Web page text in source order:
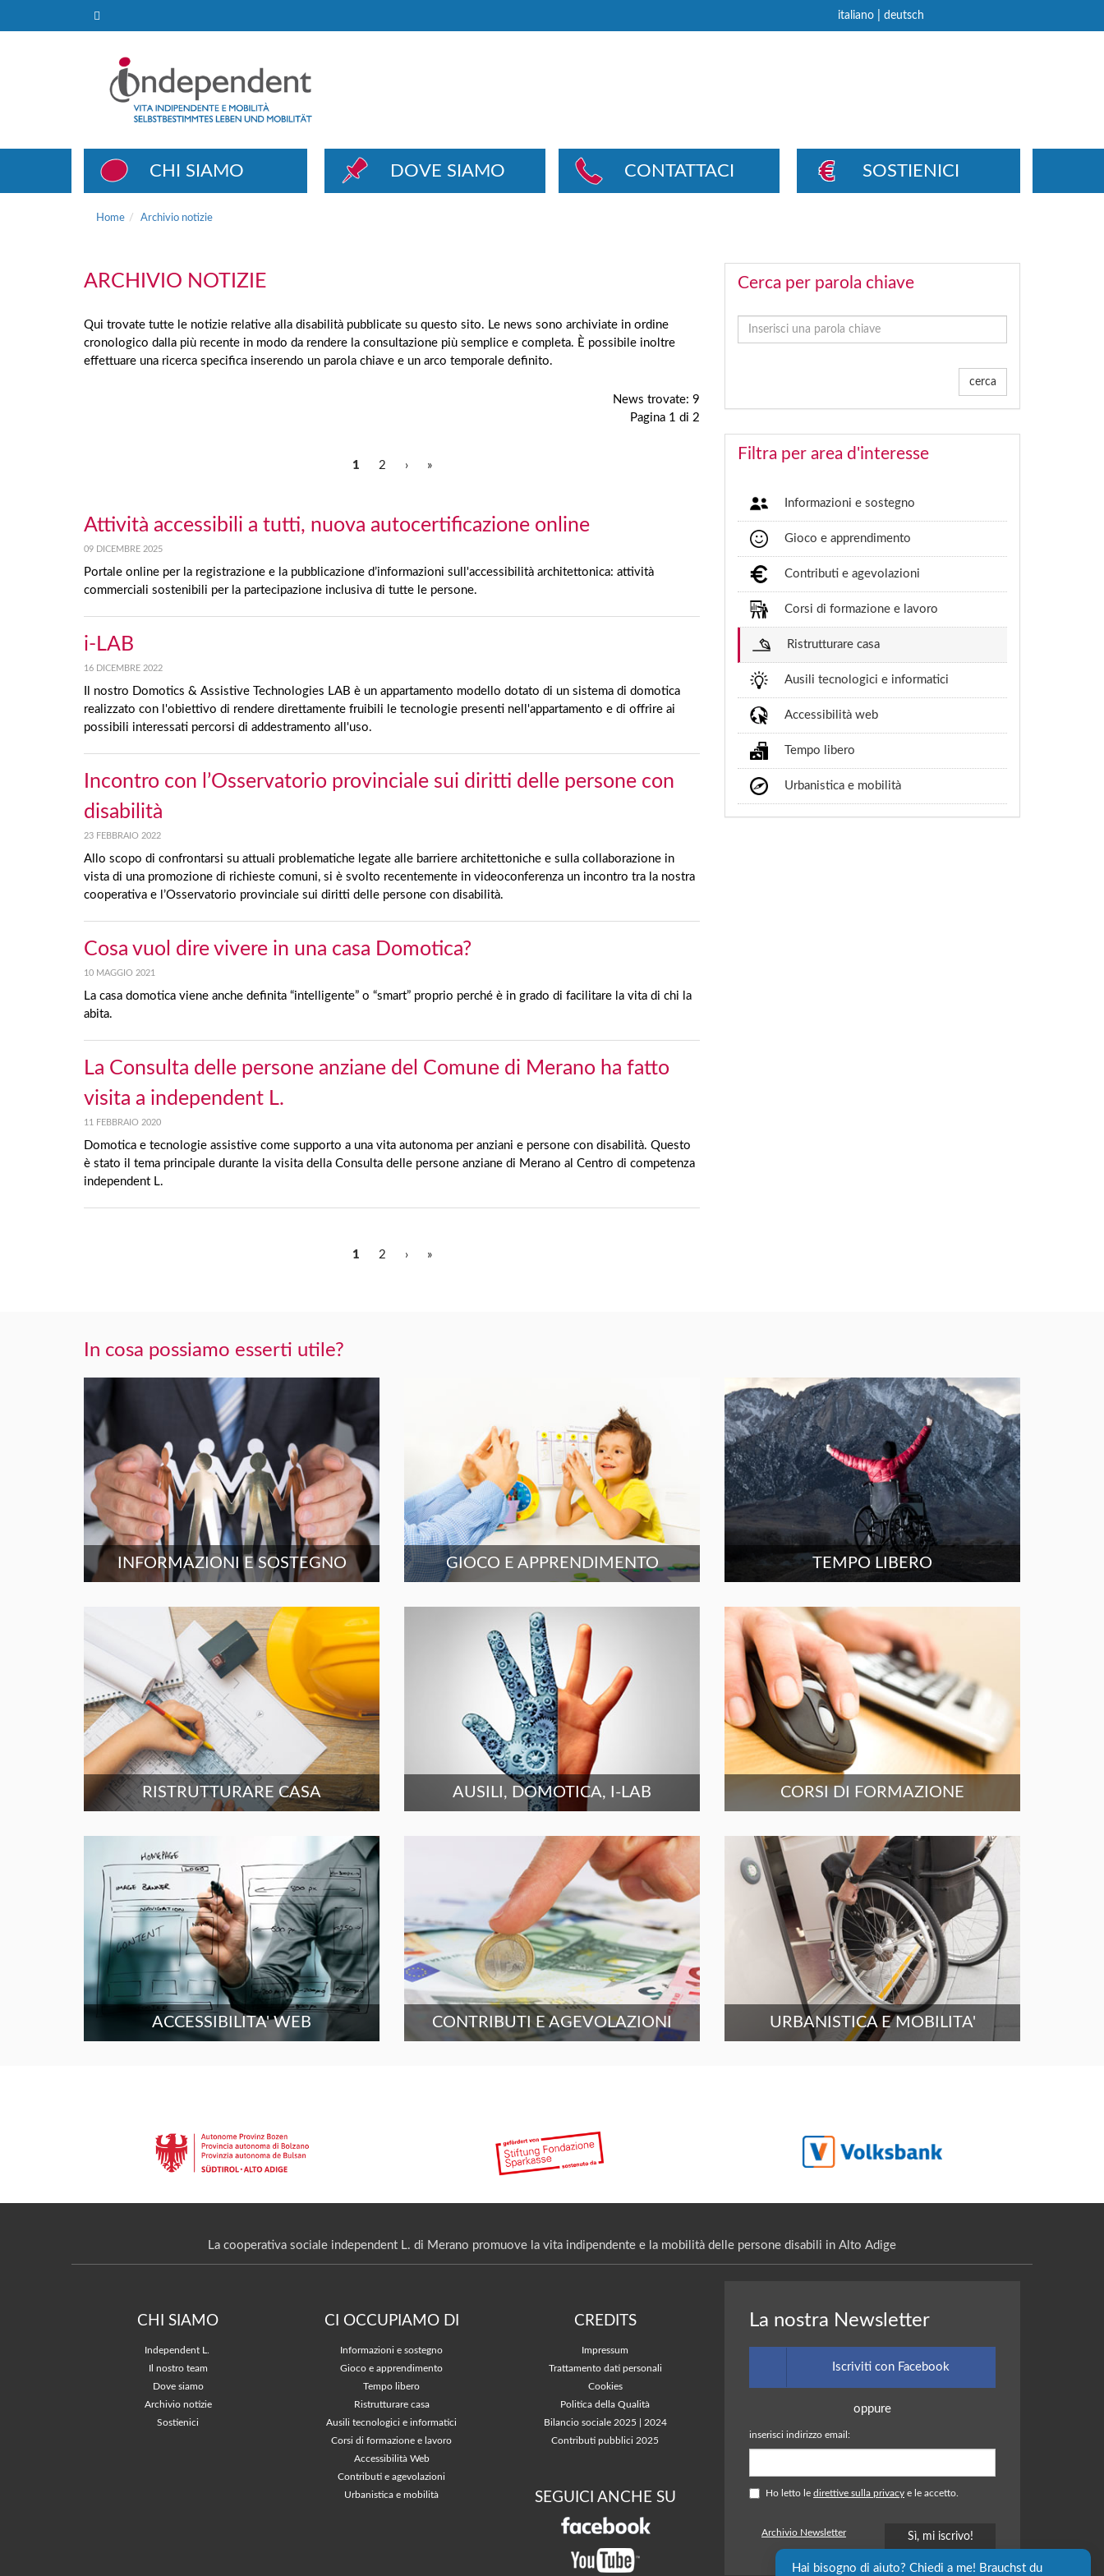
italiano| deutsch
CHI SIAMO DOVE SIAMO CONTATTACI SOSTIENICI
Home Archivio notizie
ARCHIVIO NOTIZIE
Qui trovate tutte le notizie relative alla disabilità pubblicate su questo sito. Le news sono archiviate in ordine
cronologico dalla più recente in modo da rendere la consultazione più semplice e completa. È possibile inoltre
effettuare una ricerca specifica inserendo un parola chiave e un arco temporale definito.
News trovate: 9
Pagina 1 di 2
1 2 › »
Attività accessibili a tutti, nuova autocertificazione online
09 DICEMBRE 2025
Portale online per la registrazione e la pubblicazione d’informazioni sull'accessibilità architettonica: attività
commerciali sostenibili per la partecipazione inclusiva di tutte le persone.
i-LAB
16 DICEMBRE 2022
Il nostro Domotics & Assistive Technologies LAB è un appartamento modello dotato di un sistema di domotica
realizzato con l'obiettivo di rendere direttamente fruibili le tecnologie presenti nell'appartamento e di offrire ai
possibili interessati percorsi di addestramento all'uso.
Incontro con l’Osservatorio provinciale sui diritti delle persone con
disabilità
23 FEBBRAIO 2022
Allo scopo di confrontarsi su attuali problematiche legate alle barriere architettoniche e sulla collaborazione in
vista di una promozione di richieste comuni, si è svolto recentemente in videoconferenza un incontro tra la nostra
cooperativa e l’Osservatorio provinciale sui diritti delle persone con disabilità.
Cosa vuol dire vivere in una casa Domotica?
10 MAGGIO 2021
La casa domotica viene anche definita “intelligente” o “smart” proprio perché è in grado di facilitare la vita di chi la
abita.
La Consulta delle persone anziane del Comune di Merano ha fatto
visita a independent L.
11 FEBBRAIO 2020
Domotica e tecnologie assistive come supporto a una vita autonoma per anziani e persone con disabilità. Questo
è stato il tema principale durante la visita della Consulta delle persone anziane di Merano al Centro di competenza
independent L.
1 2 › »
Cerca per parola chiave
cerca
Filtra per area d'interesse
Informazioni e sostegno
Gioco e apprendimento
Contributi e agevolazioni
Corsi di formazione e lavoro
Ristrutturare casa
Ausili tecnologici e informatici
Accessibilità web
Tempo libero
Urbanistica e mobilità
In cosa possiamo esserti utile?
INFORMAZIONI E SOSTEGNO GIOCO E APPRENDIMENTO TEMPO LIBERO
RISTRUTTURARE CASA AUSILI, DOMOTICA, I-LAB CORSI DI FORMAZIONE
ACCESSIBILITA' WEB CONTRIBUTI E AGEVOLAZIONI URBANISTICA E MOBILITA'
La cooperativa sociale independent L. di Merano promuove la vita indipendente e la mobilità delle persone disabili in Alto Adige
CHI SIAMO
Independent L.
Il nostro team
Dove siamo
Archivio notizie
Sostienici
CI OCCUPIAMO DI
Informazioni e sostegno
Gioco e apprendimento
Tempo libero
Ristrutturare casa
Ausili tecnologici e informatici
Corsi di formazione e lavoro
Accessibilità Web
Contributi e agevolazioni
Urbanistica e mobilità
CREDITS
Impressum
Trattamento dati personali
Cookies
Politica della Qualità
Bilancio sociale 2025
2024
Contributi pubblici 2025
SEGUICI ANCHE SU
La nostra Newsletter
Iscriviti con Facebook
oppure
inserisci indirizzo email:
Ho letto le direttive sulla privacy e le accetto.
Archivio Newsletter
Hai bisogno di aiuto? Chiedi a me! Brauchst du